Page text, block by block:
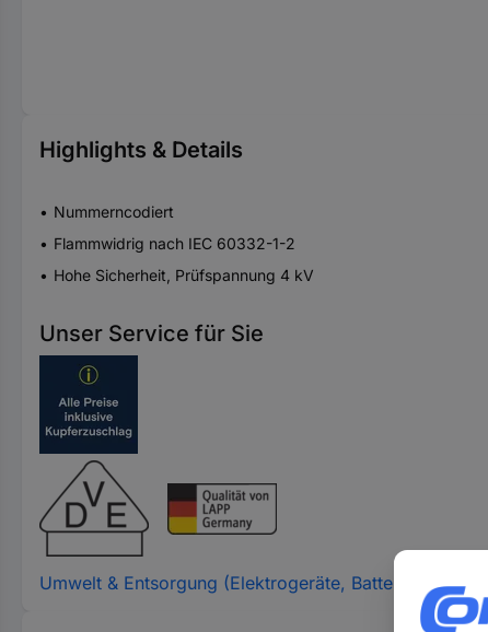
Highlights & Details
Nummerncodiert
Flammwidrig nach IEC 60332-1-2
Hohe Sicherheit, Prüfspannung 4 kV
Unser Service für Sie
Umwelt & Entsorgung (Elektrogeräte, Batterien,